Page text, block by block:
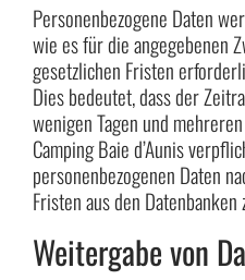
Personenbezogene Daten
wie es für die angegebenen
gesetzlichen Fristen
Dies bedeutet, dass der
wenigen Tagen und
Camping Baie d’Aunis
personenbezogenen Daten
Fristen aus den Datenbanken
Weitergabe von